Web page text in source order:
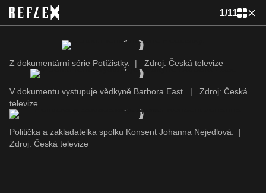
1/11
Z dokumentární série Potížistky. | Zdroj: Česká televize
V dokumentu vystupuje vědkyně Barbora East. |
Zdroj: Česká
televize
Politička a zakladatelka spolku Konsent Johanna Nejedlová.
|
Zdroj: Česká televize